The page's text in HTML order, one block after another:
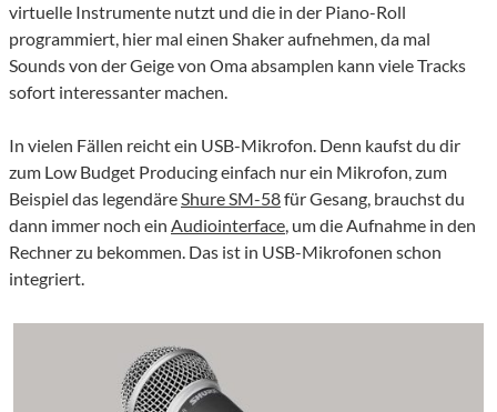
virtuelle Instrumente nutzt und die in der Piano-Roll
programmiert, hier mal einen Shaker aufnehmen, da mal
Sounds von der Geige von Oma absamplen kann viele Tracks
sofort interessanter machen.
In vielen Fällen reicht ein USB-Mikrofon. Denn kaufst du dir
zum Low Budget Producing einfach nur ein Mikrofon, zum
Beispiel das legendäreShure SM-58für Gesang, brauchst du
dann immer noch ein Audiointerface, um die Aufnahme in den
Rechner zu bekommen. Das ist in USB-Mikrofonen schon
integriert.